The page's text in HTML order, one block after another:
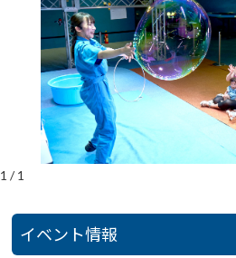
1 /1
イベント情報